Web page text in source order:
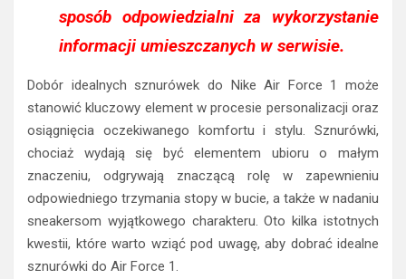
sposób odpowiedzialni za wykorzystanie
informacji umieszczanych w serwisie.
Dobór idealnych sznurówek do Nike Air Force 1 może
stanowić kluczowy element w procesie personalizacji oraz
osiągnięcia oczekiwanego komfortu i stylu. Sznurówki,
chociaż wydają się być elementem ubioru o małym
znaczeniu, odgrywają znaczącą rolę w zapewnieniu
odpowiedniego trzymania stopy w bucie, a także w nadaniu
sneakersom wyjątkowego charakteru. Oto kilka istotnych
kwestii, które warto wziąć pod uwagę, aby dobrać idealne
sznurówki do Air Force 1.